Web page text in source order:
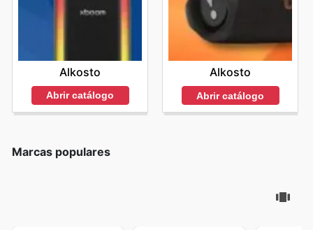
Alkosto
Abrir catálogo
Alkosto
Abrir catálogo
Marcas populares